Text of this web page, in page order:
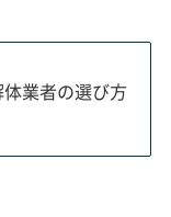
る業者を選
ポイント
体業者の選び方